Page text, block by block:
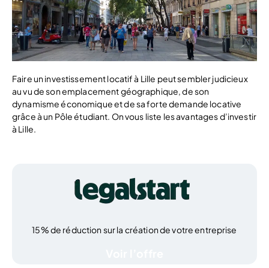
Faire un investissement locatif à Lille peut sembler judicieux
au vu de son emplacement géographique, de son
dynamisme économique et de sa forte demande locative
grâce à un Pôle étudiant. On vous liste les avantages d’investir
à Lille.
15% de réduction sur la création de votre entreprise